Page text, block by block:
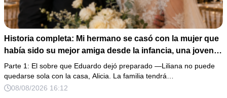
Historia completa: Mi hermano se casó con la mujer que
había sido su mejor amiga desde la infancia, una joven
ciega a la que protegió durante toda su vida. Tras su
fallecimiento, ella me entregó un sobre y me confesó la
verdadera razón por la que él la eligió a ella por encima
Parte 1: El sobre que Eduardo dejó preparado —Liliana no puede
quedarse sola con la casa, Alicia. La familia tendrá…
08/08/2026 16:12